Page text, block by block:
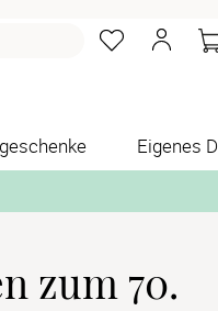
Eigenes
zum 70.